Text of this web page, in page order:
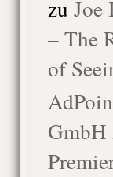
zu Joe
– The
of
GmbH